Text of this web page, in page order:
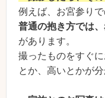
例えば、お宮参りで
普通の抱き方では
があります。
撮ったものをすぐ
とか、高いとかが